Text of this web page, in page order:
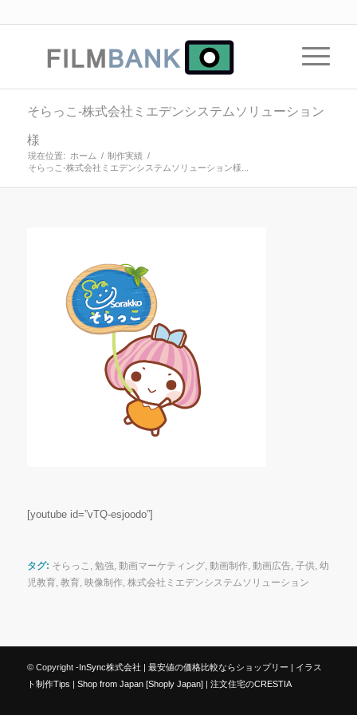
そらっこ-株式会社ミエデンシステムソリューション
様
現在位置: ホーム / 制作実績 /
そらっこ-株式会社ミエデンシステムソリューション様...
[youtube id=”vTQ-esjoodo”]
タグ: そらっこ 勉強 動画マーケティング, 動画制作 動画広告, 子供, 幼
児教育, 教育, 映像制作 株式会社ミエデンシステムソリューション
© Copyright -InSync株式会社 | 最安値の価格比較ならショップリー | イラス
ト制作Tips | Shop from Japan [Shoply Japan]| 注文住宅のCRESTIA